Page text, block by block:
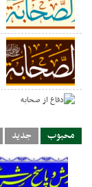
محبوب جدید